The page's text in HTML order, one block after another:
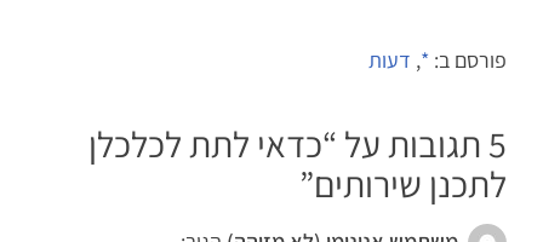
פורסם ב:*
,דעות
כדאי לתת לכלכלן
לתכנן שירותים”